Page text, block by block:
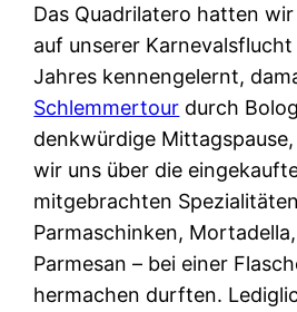
Das Quadrilatero hatten
auf unserer
Jahres kennengelernt,
Schlemmertour durch
denkwürdige
wir uns über die
mitgebrachten
Parmaschinken,
Parmesan – bei einer
hermachen durften.